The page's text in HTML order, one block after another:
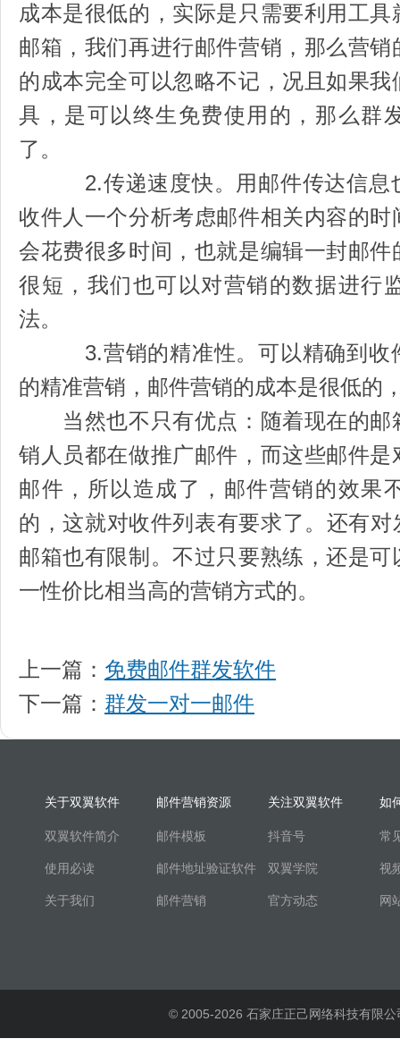
成本是很低的，实际是只需要利用工
邮箱，我们再进行邮件营销，那么营
的成本完全可以忽略不记，况且如果
具，是可以终生免费使用的，那么群
了。
2.传递速度快。用邮件传达信息
收件人一个分析考虑邮件相关内容的
会花费很多时间，也就是编辑一封邮
很短，我们也可以对营销的数据进行
法。
3.营销的精准性。可以精确到收
的精准营销，邮件营销的成本是很低的
当然也不只有优点：随着现在的邮
销人员都在做推广邮件，而这些邮件
邮件，所以造成了，邮件营销的效果
的，这就对收件列表有要求了。还有
邮箱也有限制。不过只要熟练，还是
一性价比相当高的营销方式的。
上一篇： 免费邮件群发软件
下一篇： 群发一对一邮件
关于双翼软件
双翼软件简介
使用必读
关于我们
邮件营销资源
邮件模板
邮件地址验证软件
邮件营销
关注双翼软件
抖音号
双翼学院
官方动态
如
常
视
网
© 2005-2026 石家庄正己网络科技有限